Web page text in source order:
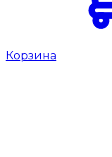
Корзина